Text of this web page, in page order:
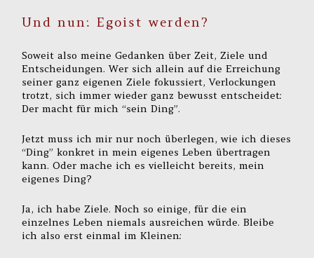
Und nun: Egoist werden?
Soweit also meine Gedanken über Zeit, Ziele und
Entscheidungen. Wer sich allein auf die Erreichung
seiner ganz eigenen Ziele fokussiert, Verlockungen
trotzt, sich immer wieder ganz bewusst entscheidet:
Der macht für mich “sein Ding”.
Jetzt muss ich mir nur noch überlegen, wie ich dieses
“Ding” konkret in mein eigenes Leben übertragen
kann. Oder mache ich es vielleicht bereits, mein
eigenes Ding?
Ja, ich habe Ziele. Noch so einige, für die ein
einzelnes Leben niemals ausreichen würde. Bleibe
ich also erst einmal im Kleinen: